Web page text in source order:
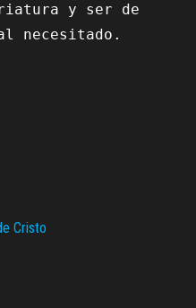
y ser de
necesitado.
Cristo